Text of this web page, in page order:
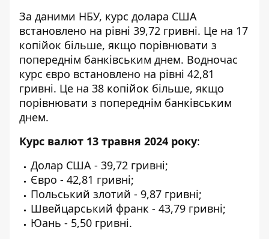
За даними НБУ, курс долара США
встановлено на рівні 39,72 гривні. Це на 17
копійок більше, якщо порівнювати з
попереднім банківським днем. Водночас
курс євро встановлено на рівні 42,81
гривні. Це на 38 копійок більше, якщо
порівнювати з попереднім банківським
днем.
Курс валют 13 травня 2024 року:
Долар США - 39,72 гривні;
Євро - 42,81 гривні;
Польський злотий - 9,87 гривні;
Швейцарський франк - 43,79 гривні;
Юань - 5,50 гривні.